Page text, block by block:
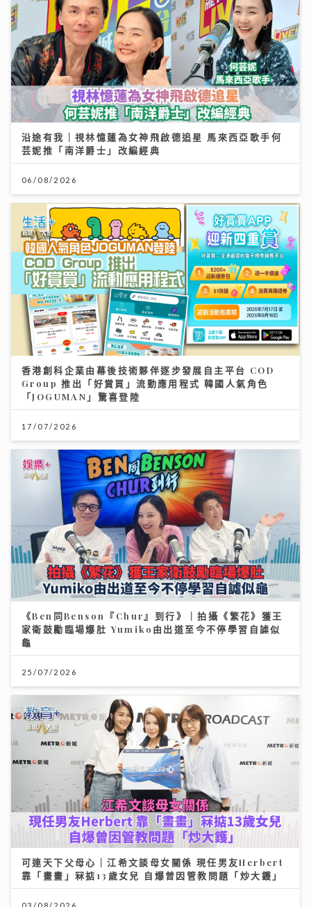
沿途有我｜視林憶蓮為女神飛啟德追星 馬來西亞歌手何
芸妮推「南洋爵士」改編經典
06/08/2026
香港創科企業由幕後技術夥伴逐步發展自主平台 COD
Group 推出「好賞買」流動應用程式 韓國人氣角色
「JOGUMAN」驚喜登陸
17/07/2026
《Ben同Benson『Chur』到行》｜拍攝《繁花》獲王
家衛鼓勵臨場爆肚 Yumiko由出道至今不停學習自謔似
龜
25/07/2026
可連天下父母心｜江希文談母女關係 現任男友Herbert
靠「畫畫」冧掂13歲女兒 自爆曾因管教問題「炒大鑊」
03/08/2026